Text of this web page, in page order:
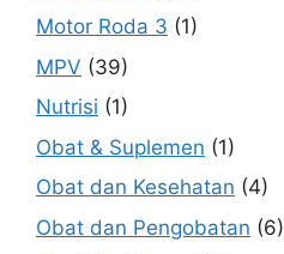
Motor Roda 3 (1)
MPV (39)
Nutrisi (1)
Obat & Suplemen (1)
Obat dan Kesehatan (4)
Obat dan Pengobatan (6)